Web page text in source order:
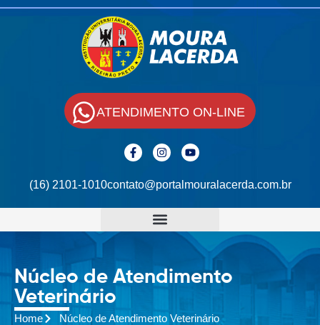
(16) 2101-1010contato@portalmouralacerda.com.br
ATENDIMENTO ON-LINE
Núcleo de Atendimento
Veterinário
Home Núcleo de Atendimento Veterinário